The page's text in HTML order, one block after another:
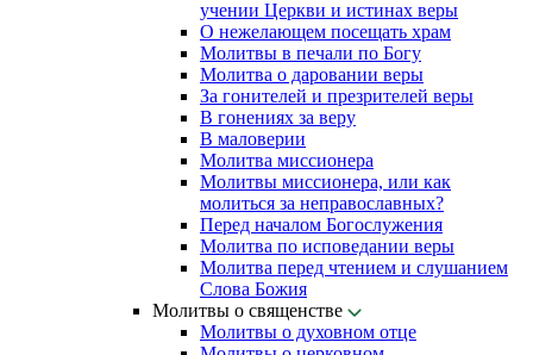
учении Церкви и истинах веры
О нежелающем посещать храм
Молитвы в печали по Богу
Молитва о даровании веры
За гонителей и презрителей веры
В гонениях за веру
В маловерии
Молитва миссионера
Молитвы миссионера, или как
молиться за неправославных?
Перед началом Богослужения
Молитва по исповедании веры
Молитва перед чтением и слушанием
Слова Божия
Молитвы о священстве
Молитвы о духовном отце